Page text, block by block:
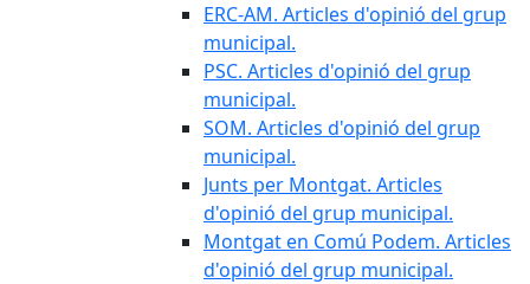
ERC-AM. Articles d'opinió del grup
municipal.
PSC. Articles d'opinió del grup
municipal.
SOM. Articles d'opinió del grup
municipal.
Junts per Montgat. Articles
d'opinió del grup municipal.
Montgat en Comú Podem. Articles
d'opinió del grup municipal.